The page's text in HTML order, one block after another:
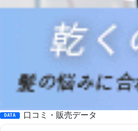
DATA 口コミ・販売データ